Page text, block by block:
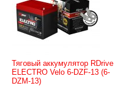
Тяговый аккумулятор RDrive
ELECTRO Velo 6-DZF-13 (6-
DZM-13)